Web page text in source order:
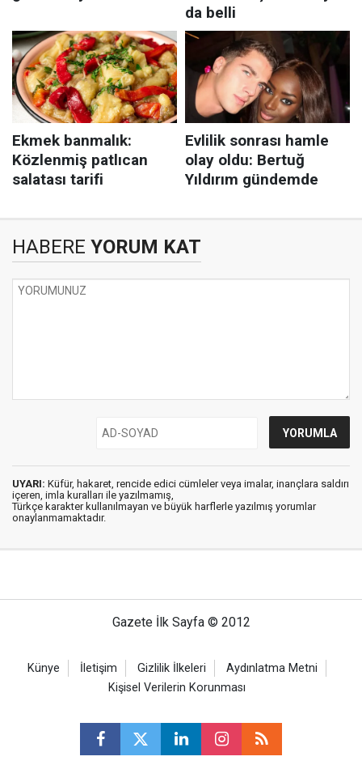
HABERE YORUM KAT
UYARI: Küfür, hakaret, rencide edici cümleler veya imalar, inançlara saldırı
içeren, imla kuralları ile yazılmamış,
Türkçe karakter kullanılmayan ve büyük harflerle yazılmış yorumlar
onaylanmamaktadır.
Gazete İlk Sayfa © 2012
Künye İletişim Gizlilik İlkeleri
Aydınlatma Metni
Kişisel Verilerin Korunması